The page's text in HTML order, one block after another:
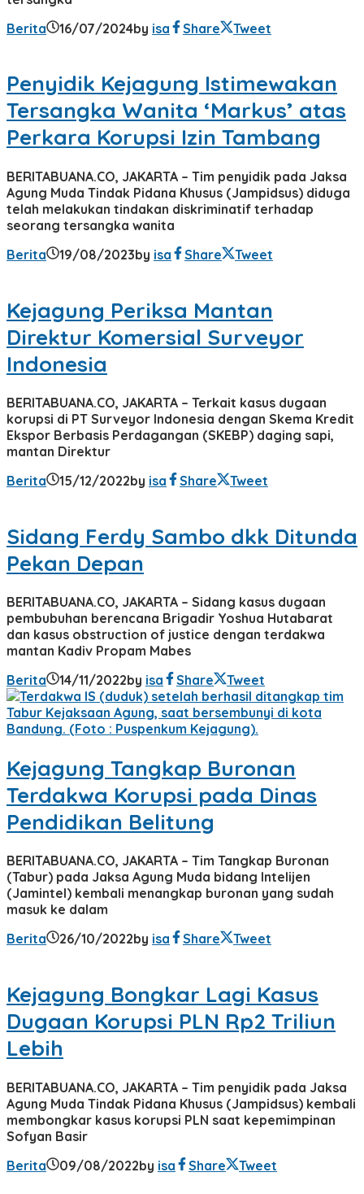
Berita
16/07/2024by isa Share Tweet
Penyidik Kejagung Istimewakan
Tersangka Wanita ‘Markus’ atas
Perkara Korupsi Izin Tambang
BERITABUANA.CO, JAKARTA – Tim penyidik pada Jaksa
Agung Muda Tindak Pidana Khusus (Jampidsus) diduga
telah melakukan tindakan diskriminatif terhadap
seorang tersangka wanita
Berita
19/08/2023by isa Share Tweet
Kejagung Periksa Mantan
Direktur Komersial Surveyor
Indonesia
BERITABUANA.CO, JAKARTA – Terkait kasus dugaan
korupsi di PT Surveyor Indonesia dengan Skema Kredit
Ekspor Berbasis Perdagangan (SKEBP) daging sapi,
mantan Direktur
Berita
15/12/2022by isa Share Tweet
Sidang Ferdy Sambo dkk Ditunda
Pekan Depan
BERITABUANA.CO, JAKARTA – Sidang kasus dugaan
pembubuhan berencana Brigadir Yoshua Hutabarat
dan kasus obstruction of justice dengan terdakwa
mantan Kadiv Propam Mabes
Berita
14/11/2022by isa Share Tweet
Kejagung Tangkap Buronan
Terdakwa Korupsi pada Dinas
Pendidikan Belitung
BERITABUANA.CO, JAKARTA – Tim Tangkap Buronan
(Tabur) pada Jaksa Agung Muda bidang Intelijen
(Jamintel) kembali menangkap buronan yang sudah
masuk ke dalam
Berita
26/10/2022by isa Share Tweet
Kejagung Bongkar Lagi Kasus
Dugaan Korupsi PLN Rp2 Triliun
Lebih
BERITABUANA.CO, JAKARTA – Tim penyidik pada Jaksa
Agung Muda Tindak Pidana Khusus (Jampidsus) kembali
membongkar kasus korupsi PLN saat kepemimpinan
Sofyan Basir
Berita
09/08/2022by isa Share Tweet